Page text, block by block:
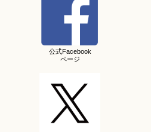
公式Facebook
ページ